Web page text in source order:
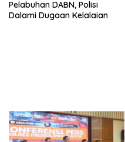
Pelabuhan DABN, Polisi
Dalami Dugaan Kelalaian